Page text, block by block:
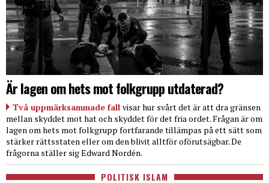
Är lagen om hets mot folkgrupp utdaterad?
Två uppmärksammade fall visar hur svårt det är att dra gränsen
mellan skyddet mot hat och skyddet för det fria ordet. Frågan är om
lagen om hets mot folkgrupp fortfarande tillämpas på ett sätt som
stärker rättsstaten eller om den blivit alltför oförutsägbar. De
frågorna ställer sig Edward Nordén.
POLITISK ISLAM